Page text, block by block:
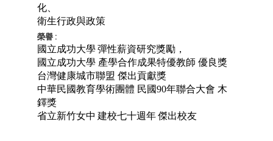
化、
衛生行政與政策
榮譽 :
國立成功大學彈性薪資研究獎勵，
國立成功大學 產學合作成果特優教師 優良獎
台灣健康城市聯盟 傑出貢獻獎
中華民國教育學術團體 民國90年聯合大會 木
鐸獎
省立新竹女中 建校七十週年傑出校友